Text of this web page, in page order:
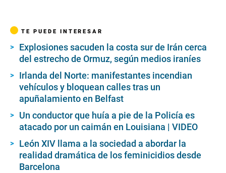
TE PUEDE INTERESAR
Explosiones sacuden la costa sur de Irán cerca
del estrecho de Ormuz, según medios iraníes
Irlanda del Norte: manifestantes incendian
vehículos y bloquean calles tras un
apuñalamiento en Belfast
Un conductor que huía a pie de la Policía es
atacado por un caimán en Louisiana | VIDEO
León XIV llama a la sociedad a abordar la
realidad dramática de los feminicidios desde
Barcelona